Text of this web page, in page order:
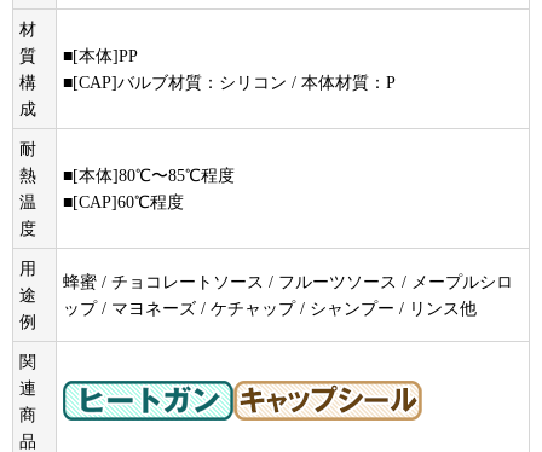
材
質
構
成
■[本体]PP
■[CAP]バルブ材質：シリコン / 本体材質：P
耐
熱
温
度
■[本体]80℃〜85℃程度
■[CAP]60℃程度
用
途
例
蜂蜜 / チョコレートソース / フルーツソース / メープルシロ
ップ / マヨネーズ / ケチャップ / シャンプー / リンス他
関
連
商
品